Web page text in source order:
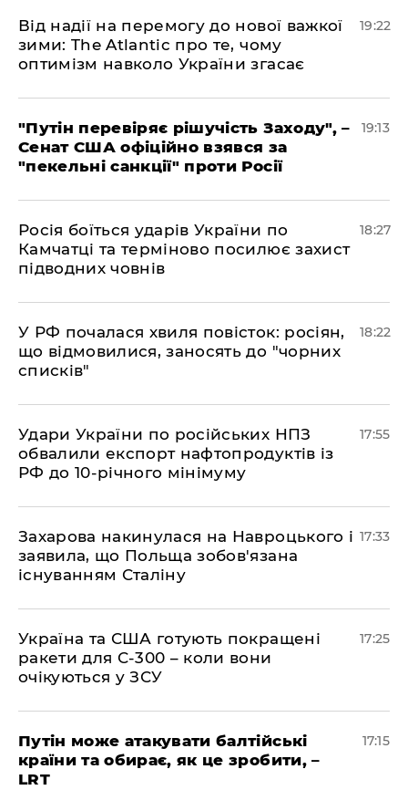
​Від надії на перемогу до нової важкої
зими: The Atlantic про те, чому
оптимізм навколо України згасає
19:22
​"Путін перевіряє рішучість Заходу", –
Сенат США офіційно взявся за
"пекельні санкції" проти Росії
19:13
​Росія боїться ударів України по
Камчатці та терміново посилює захист
підводних човнів
18:27
​У РФ почалася хвиля повісток: росіян,
що відмовилися, заносять до "чорних
списків"
18:22
​Удари України по російських НПЗ
обвалили експорт нафтопродуктів із
РФ до 10-річного мінімуму
17:55
​Захарова накинулася на Навроцького і
заявила, що Польща зобов'язана
існуванням Сталіну
17:33
​Україна та США готують покращені
ракети для С-300 – коли вони
очікуються у ЗСУ
17:25
​Путін може атакувати балтійські
країни та обирає, як це зробити, –
LRT
17:15